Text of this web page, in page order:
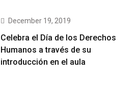
December 19, 2019
Celebra el Día de los Derechos
Humanos a través de su
introducción en el aula